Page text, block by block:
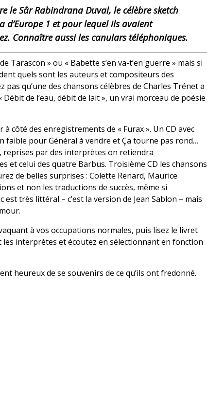
le Sâr Rabindrana Duval, le célèbre sketch
d’Europe 1 et pour lequel ils avaient
Connaître aussi les canulars téléphoniques.
Tarascon » ou « Babette s’en va-t’en guerre » mais si
quels sont les auteurs et compositeurs des
qu’une des chansons célèbres de Charles Trénet a
de l’eau, débit de lait », un vrai morceau de poésie
côté des enregistrements de « Furax ». Un CD avec
faible pour Général à vendre et Ça tourne pas rond…
reprises par des interprètes on retiendra
et celui des quatre Barbus. Troisième CD les chansons
de belles surprises : Colette Renard, Maurice
et non les traductions de succès, même si
très littéral – c’est la version de Jean Sablon – mais
à vos occupations normales, puis lisez le livret
interprètes et écoutez en sélectionnant en fonction
heureux de se souvenirs de ce qu’ils ont fredonné.